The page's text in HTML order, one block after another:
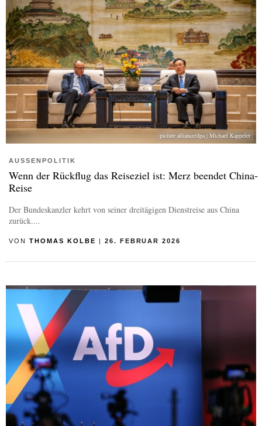
picture alliance/dpa | Michael Kappeler
AUSSENPOLITIK
Wenn der Rückflug das Reiseziel ist: Merz beendet China-
Reise
Der Bundeskanzler kehrt von seiner dreitägigen Dienstreise aus China
zurück....
VON THOMAS KOLBE | 26. FEBRUAR 2026